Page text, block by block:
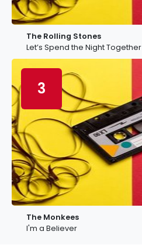
The Rolling Stones
Let’s Spend the Night Together
3
The Monkees
I'm a Believer